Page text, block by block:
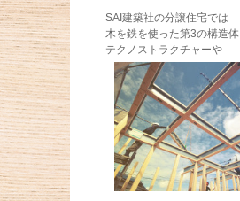
SAI建築社の分譲住宅では
木を鉄を使った第3の構造体
テクノストラクチャーや